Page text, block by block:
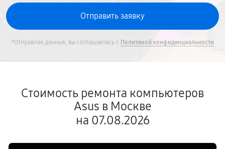
*Отправляя данные, вы соглашаетесь с Политикой конфиденциальности
Стоимость ремонта компьютеров
Asus в Москве
на 07.08.2026